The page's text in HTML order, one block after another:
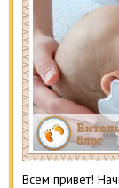
Всем привет!